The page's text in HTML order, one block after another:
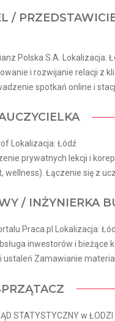
/
Polska S.A. Lokalizacja:
i rozwijanie relacji z
spotkań online i
Lokalizacja: Łódź
prywatnych lekcji i
wellness). Łączenie się z
/ INŻYNIERKA
Praca.pl Lokalizacja:
inwestorów i
Zamawianie
STATYSTYCZNY w